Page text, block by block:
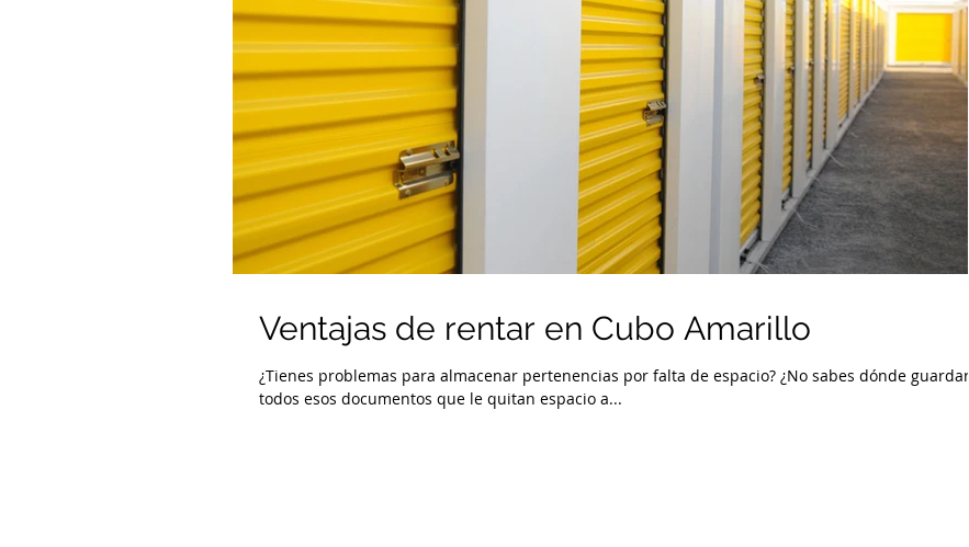
Ventajas de rentar en Cubo Amarillo
¿Tienes problemas para almacenar pertenencias por falta de espacio? ¿No sabes dónde guardar
todos esos documentos que le quitan espacio a...